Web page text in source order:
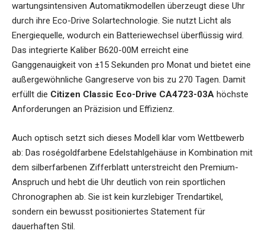
wartungsintensiven Automatikmodellen überzeugt diese Uhr
durch ihre Eco-Drive Solartechnologie. Sie nutzt Licht als
Energiequelle, wodurch ein Batteriewechsel überflüssig wird.
Das integrierte Kaliber B620-00M erreicht eine
Ganggenauigkeit von ±15 Sekunden pro Monat und bietet eine
außergewöhnliche Gangreserve von bis zu 270 Tagen. Damit
erfüllt die Citizen Classic Eco-Drive CA4723-03A höchste
Anforderungen an Präzision und Effizienz.
Auch optisch setzt sich dieses Modell klar vom Wettbewerb
ab: Das roségoldfarbene Edelstahlgehäuse in Kombination mit
dem silberfarbenen Zifferblatt unterstreicht den Premium-
Anspruch und hebt die Uhr deutlich von rein sportlichen
Chronographen ab. Sie ist kein kurzlebiger Trendartikel,
sondern ein bewusst positioniertes Statement für
dauerhaften Stil.